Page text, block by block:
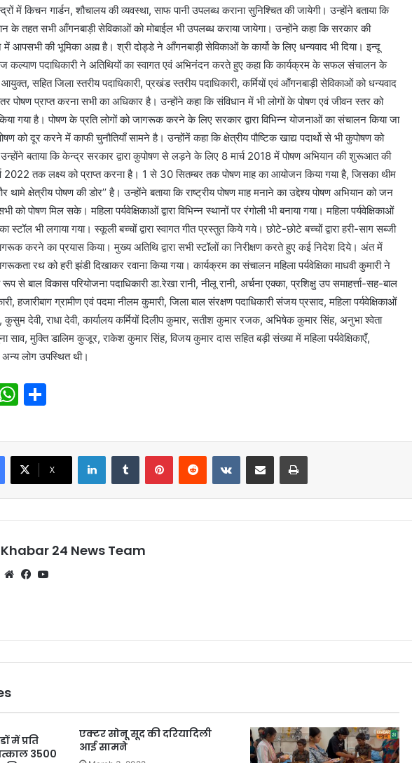
में किचन गार्डन, शौचालय की व्यवस्था, साफ पानी उपलब्ध कराना सुनिश्चित की जायेगी। उन्होंने बताया कि
के तहत सभी आँगनबाड़ी सेविकाओं को मोबाईल भी उपलब्ध कराया जायेगा। उन्होंने कहा कि सरकार की
आपसभी की भूमिका अह्म है। श्री दोड्डे ने आँगनबाड़ी सेविकाओं के कार्यो के लिए धन्यवाद भी दिया। इन्दू
कल्याण पदाधिकारी ने अतिथियों का स्वागत एवं अभिनंदन करते हुए कहा कि कार्यक्रम के सफल संचालन के
सहित जिला स्तरीय पदाधिकारी, प्रखंड स्तरीय पदाधिकारी, कर्मियों एवं आँगनबाड़ी सेविकाओं को धन्यवाद
पोषण प्राप्त करना सभी का अधिकार है। उन्होंने कहा कि संविधान में भी लोगों के पोषण एवं जीवन स्तर को
गया है। पोषण के प्रति लोगों को जागरूक करने के लिए सरकार द्वारा विभिन्न योजनाओं का संचालन किया जा
को दूर करने में काफी चुनौतियाँ सामने है। उन्होंनें कहा कि क्षेत्रीय पौष्टिक खाद्य पदार्थो से भी कुपोषण को
बताया कि केन्द्र सरकार द्वारा कुपोषण से लड़ने के लिए 8 मार्च 2018 में पोषण अभियान की शुरूआत की
2022 तक लक्ष्य को प्राप्त करना है। 1 से 30 सितम्बर तक पोषण माह का आयोजन किया गया है, जिसका थीम
थामे क्षेत्रीय पोषण की डोर’’ है। उन्होंने बताया कि राष्ट्रीय पोषण माह मनाने का उद्देश्य पोषण अभियान को जन
को पोषण मिल सके। महिला पर्यवेक्षिकाओं द्वारा विभिन्न स्थानों पर रंगोली भी बनाया गया। महिला पर्यवेक्षिकाओं
का स्टॉल भी लगाया गया। स्कूली बच्चों द्वारा स्वागत गीत प्रस्तुत किये गये। छोटे-छोटे बच्चों द्वारा हरी-साग सब्जी
करने का प्रयास किया। मुख्य अतिथि द्वारा सभी स्टॉलों का निरीक्षण करते हुए कई निदेश दिये। अंत में
रथ को हरी झंडी दिखाकर रवाना किया गया। कार्यक्रम का संचालन महिला पर्यवेक्षिका माधवी कुमारी ने
बाल विकास परियोजना पदाधिकारी डा.रेखा रानी, नीलू रानी, अर्चना एक्का, प्रशिक्षु उप समाहर्त्ता-सह-बाल
हजारीबाग ग्रामीण एवं पदमा नीलम कुमारी, जिला बाल संरक्षण पदाधिकारी संजय प्रसाद, महिला पर्यवेक्षिकाओं
कुसुम देवी, राधा देवी, कार्यालय कर्मियों दिलीप कुमार, सतीश कुमार रजक, अभिषेक कुमार सिंह, अनुभा श्वेता
मुक्ति डालिम कुजूर, राकेश कुमार सिंह, विजय कुमार दास सहित बड़ी संख्या में महिला पर्यवेक्षिकाएँ,
लोग उपस्थित थी।
W
at
s
A
p
p
ar
e
X
LinkedInTumblr PinterestReddit VKontakteShare via Email Print
Khabar 24 News Team
WebsiteFacebook
में प्रति
3500
एक्टर सोनू सूद की दरियादिली
आई सामने